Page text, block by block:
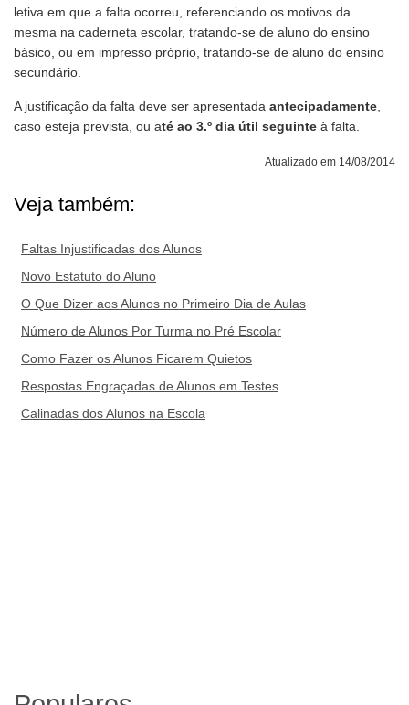
letiva em que a falta ocorreu, referenciando os motivos da
mesma na caderneta escolar, tratando-se de aluno do ensino
básico, ou em impresso próprio, tratando-se de aluno do ensino
secundário.
A justificação da falta deve ser apresentada antecipadamente
caso esteja prevista, ou até ao 3.º dia útil seguinte à falta.
Atualizado em 14/08/2014
Veja também:
Faltas Injustificadas dos Alunos
Novo Estatuto do Aluno
O Que Dizer aos Alunos no Primeiro Dia de Aulas
Número de Alunos Por Turma no Pré Escolar
Como Fazer os Alunos Ficarem Quietos
Respostas Engraçadas de Alunos em Testes
Calinadas dos Alunos na Escola